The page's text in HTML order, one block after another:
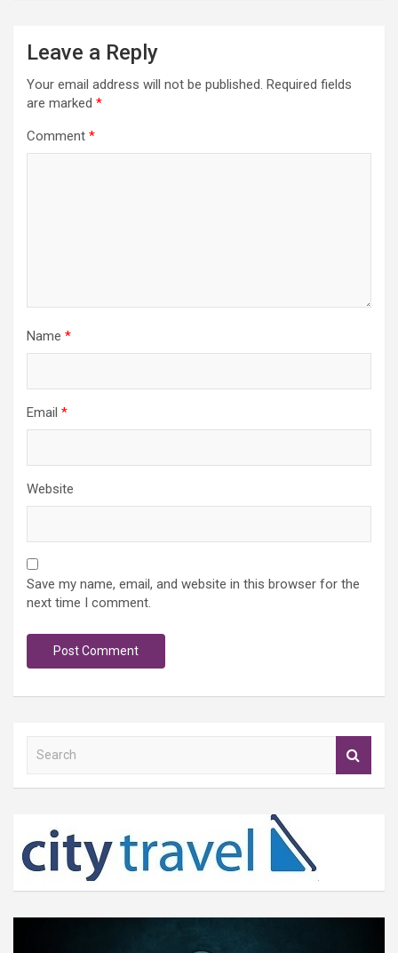
Leave a Reply
Your email address will not be published. Required fields
are marked *
Comment *
Name *
Email *
Website
Save my name, email, and website in this browser for the
next time I comment.
h